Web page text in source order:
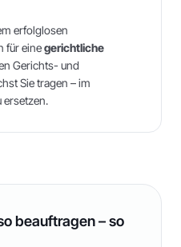
erfolglosen
für einegerichtliche
Gerichts- und
Sie tragen – im
ersetzen.
beauftragen – so